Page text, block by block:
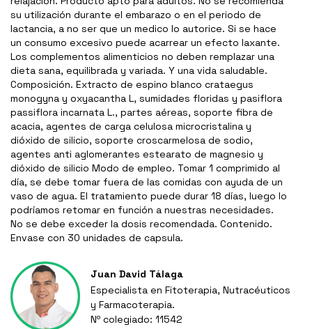
su utilización durante el embarazo o en el periodo de
lactancia, a no ser que un medico lo autorice. Si se hace
un consumo excesivo puede acarrear un efecto laxante.
Los complementos alimenticios no deben remplazar una
dieta sana, equilibrada y variada. Y una vida saludable.
Composición. Extracto de espino blanco crataegus
monogyna y oxyacantha L, sumidades floridas y pasiflora
passiflora incarnata L., partes aéreas, soporte fibra de
acacia, agentes de carga celulosa microcristalina y
dióxido de silicio, soporte croscarmelosa de sodio,
agentes anti aglomerantes estearato de magnesio y
dióxido de silicio Modo de empleo. Tomar 1 comprimido al
día, se debe tomar fuera de las comidas con ayuda de un
vaso de agua. El tratamiento puede durar 18 días, luego lo
podríamos retomar en función a nuestras necesidades.
No se debe exceder la dosis recomendada. Contenido.
Envase con 30 unidades de capsula.
Juan David Tálaga
Especialista en Fitoterapia, Nutracéuticos
y Farmacoterapia.
Nº colegiado: 11542